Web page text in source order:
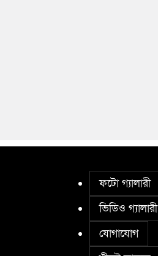
ফটো গ্যালারী
ভিডিও গ্যালারী
যোগাযোগ